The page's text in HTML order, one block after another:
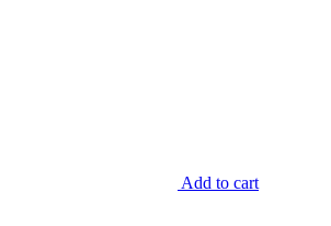
Add to cart